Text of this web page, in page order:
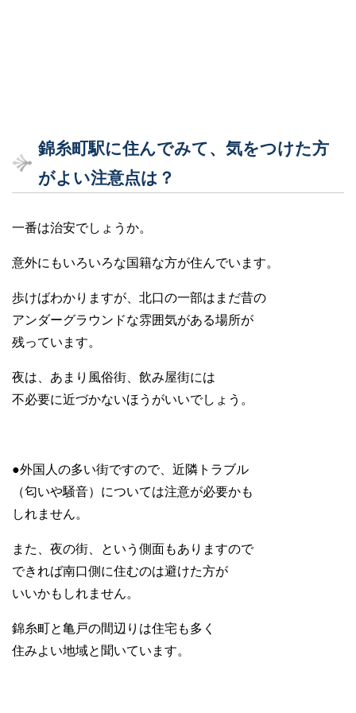
錦糸町駅に住んでみて、気をつけた方
がよい注意点は？
一番は治安でしょうか。
意外にもいろいろな国籍な方が住んでいます。
歩けばわかりますが、北口の一部はまだ昔の
アンダーグラウンドな雰囲気がある場所が
残っています。
夜は、あまり風俗街、飲み屋街には
不必要に近づかないほうがいいでしょう。
●外国人の多い街ですので、近隣トラブル
（匂いや騒音）については注意が必要かも
しれません。
また、夜の街、という側面もありますので
できれば南口側に住むのは避けた方が
いいかもしれません。
錦糸町と亀戸の間辺りは住宅も多く
住みよい地域と聞いています。